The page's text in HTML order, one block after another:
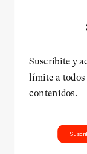
Suscribite y
límite a todos
contenidos.